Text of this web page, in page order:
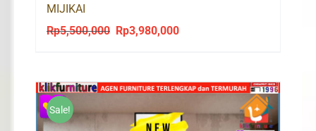
MIJIKAI
Rp5,500,000
Original
Rp5,500,000.
Rp3,980,000Current
Rp3,980,000.
Sale!